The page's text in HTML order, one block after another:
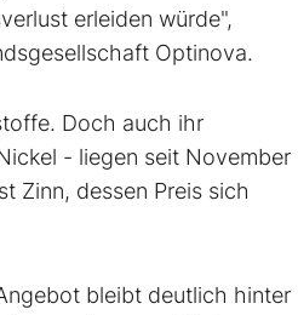
erleiden würde",
Optinova.
Doch auch ihr
- liegen seit November
Zinn, dessen Preis sich
bleibt deutlich hinter